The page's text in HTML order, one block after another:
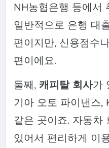
NH농협은행 등에서
일반적으로 은행 대
편이지만, 신용점수
편이에요.
둘째, 캐피탈 회사가
기아 오토 파이낸스,
같은 곳이죠. 자동차
있어서 편리하게 이